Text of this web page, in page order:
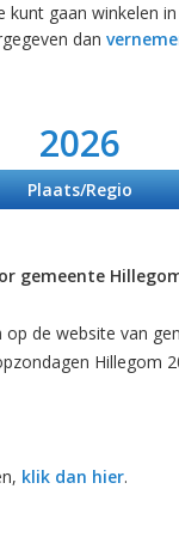
gaan winkelen
dan
2026
Plaats/Regio
gemeente
de website van
Hillegom
klik dan hier.